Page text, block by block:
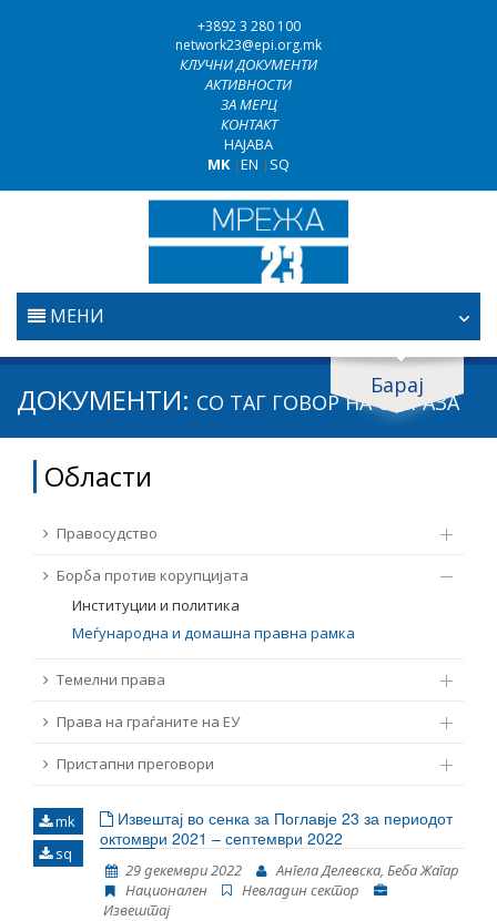
+3892 3 280 100
network23@epi.org.mk
КЛУЧНИ ДОКУМЕНТИ
АКТИВНОСТИ
ЗА МЕРЦ
КОНТАКТ
НАЈАВА
MK|EN | SQ
МЕНИ
ПОЧЕТНА
ПРАВОСУДСТВО
БОРБА ПРОТИВ КОРУПЦИЈАТА
ТЕМЕЛНИ ПРАВА
ПРАВА НА ГРАЃАНИТЕ НА ЕУ
ПРИСТАПНИ ПРЕГОВОРИ
Барај
Барај документи
Област / подрачје
Под-извор
Тип
Од Мрежа 23
Датум на објавување
ДОКУМЕНТИ: СО ТАГ ГОВОР НА ОМРАЗА
Области
Правосудство
Борба против корупцијата
Институции и политика
Меѓународна и домашна правна рамка
Темелни права
Права на граѓаните на ЕУ
Пристапни преговори
mk
sq
Извештај во сенка за Поглавје 23 за периодот
октомври 2021 – септември 2022
29 декември 2022
Ангела Делевска, Беба Жагар
Национален
Невладин сектор
Извештај